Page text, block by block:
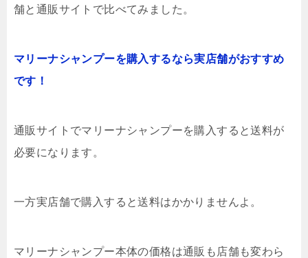
舗と通販サイトで比べてみました。
マリーナシャンプーを購入するなら実店舗がおすすめ
です！
通販サイトでマリーナシャンプーを購入すると送料が
必要になります。
一方実店舗で購入すると送料はかかりませんよ。
マリーナシャンプー本体の価格は通販も店舗も変わら